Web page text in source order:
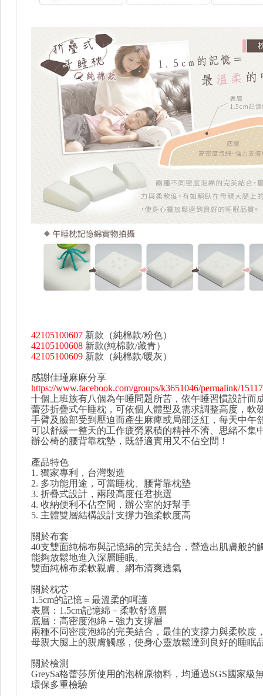
42105100607新款（純棉款/粉色）
42105100608新款(純棉款/藏青）
42105100609新款（純棉款/暖灰）
感謝佳瑾麻麻分享
https://www.facebook.com/groups/k3651046/permalink/
十個上班族有八個為午睡問題所苦，依午睡習慣設計而
蕾莎折疊式午睡枕，可依個人體型及需求調整高度，軟
手臂及臉部受到壓迫而產生麻痺或局部泛紅，每天中午
可以舒緩一整天的工作疲勞累積的精神不濟、思緒不集
辦公椅的腰背靠枕墊，既舒適實用又不佔空間！
產品特色
1. 獨家專利，台灣製造
2. 多功能用途，可當睡枕、腰背靠枕墊
3. 折疊式設計，兩段高度任君挑選
4. 收納便利不佔空間，辦公室的好幫手
5. 主體雙層結構設計支撐力強柔軟度高
關於布套
40支雙面純棉布與記憶綿的完美結合，營造出肌膚般的
能夠放鬆地進入深層睡眠。
雙面純棉布柔軟親膚、網布清爽透氣
關於枕芯
1.5cm的記憶＝最溫柔的呵護
表層：1.5cm記憶綿－柔軟舒適層
底層：高密度泡綿－強力支撐層
兩種不同密度泡綿的完美結合，最佳的支撐力與柔軟度
母親大腿上的親膚觸感，使身心靈放鬆達到良好的睡眠
關於檢測
GreySa格蕾莎所使用的泡棉原物料，均通過SGS國家級
環保多重檢驗